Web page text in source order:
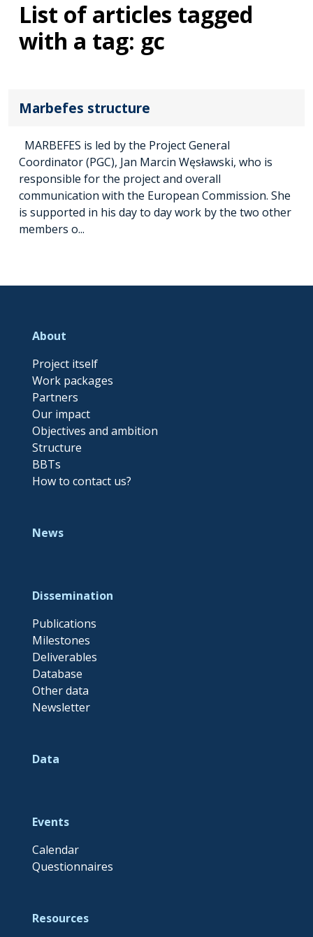
List of articles tagged
with a tag: gc
Marbefes structure
MARBEFES is led by the Project General
Coordinator (PGC), Jan Marcin Węsławski, who is
responsible for the project and overall
communication with the European Commission. She
is supported in his day to day work by the two other
members o...
About
Project itself
Work packages
Partners
Our impact
Objectives and ambition
Structure
BBTs
How to contact us?
News
Dissemination
Publications
Milestones
Deliverables
Database
Other data
Newsletter
Data
Events
Calendar
Questionnaires
Resources